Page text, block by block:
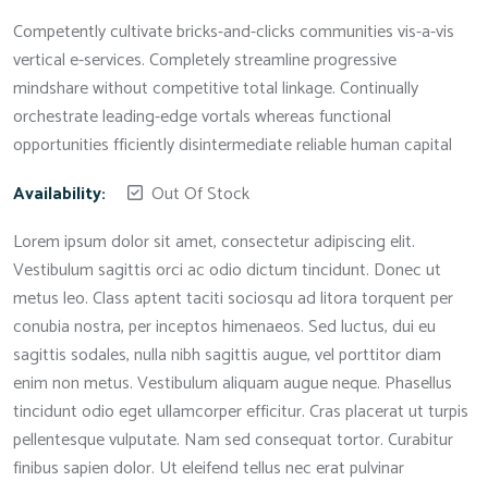
Competently cultivate bricks-and-clicks communities vis-a-vis
vertical e-services. Completely streamline progressive
mindshare without competitive total linkage. Continually
orchestrate leading-edge vortals whereas functional
opportunities fficiently disintermediate reliable human capital
Availability:
Out Of Stock
Lorem ipsum dolor sit amet, consectetur adipiscing elit.
Vestibulum sagittis orci ac odio dictum tincidunt. Donec ut
metus leo. Class aptent taciti sociosqu ad litora torquent per
conubia nostra, per inceptos himenaeos. Sed luctus, dui eu
sagittis sodales, nulla nibh sagittis augue, vel porttitor diam
enim non metus. Vestibulum aliquam augue neque. Phasellus
tincidunt odio eget ullamcorper efficitur. Cras placerat ut turpis
pellentesque vulputate. Nam sed consequat tortor. Curabitur
finibus sapien dolor. Ut eleifend tellus nec erat pulvinar